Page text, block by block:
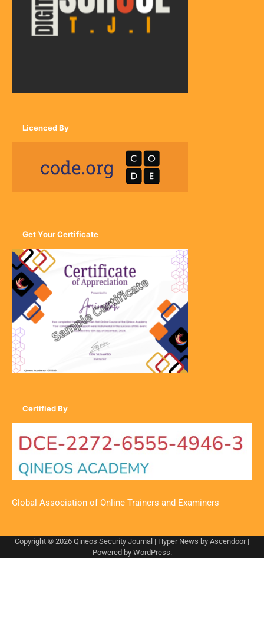
Licenced By
Get Your Certificate
Certified By
Global Association of Online Trainers and Examiners
Copyright © 2026 Qineos Security Journal | Hyper News by Ascendoor|
Powered by WordPress.